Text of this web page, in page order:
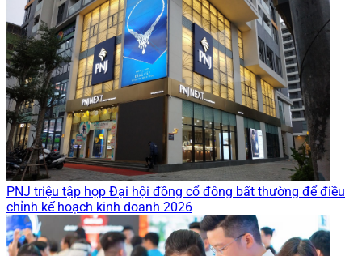
PNJ triệu tập họp Đại hội đồng cổ đông bất thường để điều
chỉnh kế hoạch kinh doanh 2026